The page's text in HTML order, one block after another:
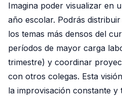
Imagina poder visualizar en
año escolar. Podrás
los temas más densos del
períodos de mayor carga
trimestre) y coordinar
con otros colegas. Esta
la improvisación constante y